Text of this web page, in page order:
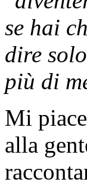
se hai
dire
più di
Mi
alla